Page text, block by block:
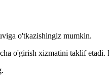
o'tkazishingiz mumkin.
o'girish xizmatini taklif